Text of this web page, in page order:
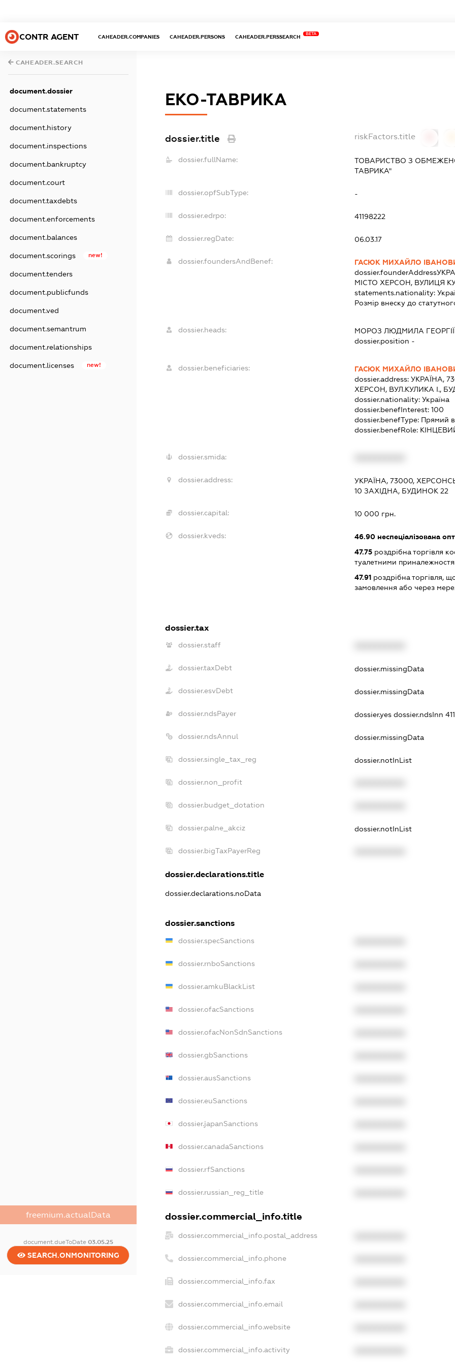
CONTR AGENT CAHEADER.COMPANIES CAHEADER.PERSONS CAHEADER.PERSSEARCH
BETA
CAHEADER.SEARCH
document.dossier
document.statements
document.history
document.inspections
document.bankruptcy
document.court
document.taxdebts
document.enforcements
document.balances
document.scorings new!
document.tenders
document.publicfunds
document.ved
document.semantrum
document.relationships
document.licenses new!
freemium.actualData
document.dueToDate 03.05.25
SEARCH.ONMONITORING
ЕКО-ТАВРИКА
dossier.title riskFactors.title
dossier.fullName:
ТОВАРИСТВО З
ТАВРИКА"
dossier.opfSubType: -
dossier.edrpo: 41198222
dossier.regDate: 06.03.17
dossier.foundersAndBenef:
ГАСЮК МИХАЙЛО
dossier.founderAddress
МІСТО ХЕРСОН, ВУЛИЦЯ
statements.nationality:
Розмір внеску до
dossier.heads: МОРОЗ ЛЮДМИЛА
dossier.position -
dossier.beneficiaries:
ГАСЮК МИХАЙЛО
dossier.address: УКРАЇНА,
ХЕРСОН, ВУЛ.КУЛИКА І.,
dossier.nationality: Україна
dossier.benefInterest: 100
dossier.benefType: Прямий
dossier.benefRole:
dossier.smida:
dossier.address:
УКРАЇНА, 73000,
10 ЗАХІДНА, БУДИНОК 22
dossier.capital: 10 000 грн.
dossier.kveds: 46.90неспеціалізована
47.75роздрібна торгівля
туалетними
47.91роздрібна торгівля,
замовлення або через
dossier.tax
dossier.staff
dossier.taxDebt dossier.missingData
dossier.esvDebt dossier.missingData
dossier.ndsPayer dossier.yes dossier.ndsInn
dossier.ndsAnnul dossier.missingData
dossier.single_tax_reg dossier.notInList
dossier.non_profit
dossier.budget_dotation
dossier.palne_akciz dossier.notInList
dossier.bigTaxPayerReg
dossier.declarations.title
dossier.declarations.noData
dossier.sanctions
dossier.specSanctions
dossier.rnboSanctions
dossier.amkuBlackList
dossier.ofacSanctions
dossier.ofacNonSdnSanctions
dossier.gbSanctions
dossier.ausSanctions
dossier.euSanctions
dossier.japanSanctions
dossier.canadaSanctions
dossier.rfSanctions
dossier.russian_reg_title
dossier.commercial_info.title
dossier.commercial_info.postal_address
dossier.commercial_info.phone
dossier.commercial_info.fax
dossier.commercial_info.email
dossier.commercial_info.website
dossier.commercial_info.activity